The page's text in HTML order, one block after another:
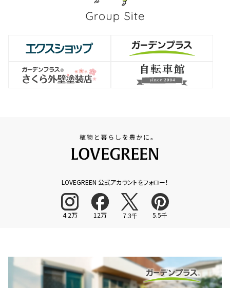
LOVEGREEN 公式アカウントをフォロー！
4.2万 12万 7.3千 5.5千